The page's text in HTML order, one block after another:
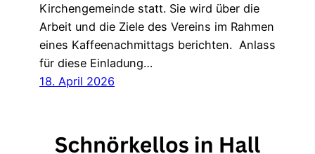
Kirchengemeinde statt. Sie wird über die
Arbeit und die Ziele des Vereins im Rahmen
eines Kaffeenachmittags berichten. Anlass
für diese Einladung…
18. April 2026